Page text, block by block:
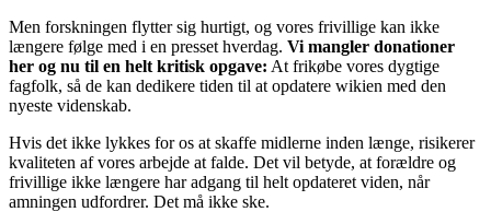
Men forskningen flytter sig hurtigt, og vores frivillige kan ikke
længere følge med i en presset hverdag. Vi mangler donationer
her og nu til en helt kritisk opgave: At frikøbe vores dygtige
fagfolk, så de kan dedikere tiden til at opdatere wikien med den
nyeste videnskab.
Hvis det ikke lykkes for os at skaffe midlerne inden længe, risikerer
kvaliteten af vores arbejde at falde. Det vil betyde, at forældre og
frivillige ikke længere har adgang til helt opdateret viden, når
amningen udfordrer. Det må ikke ske.